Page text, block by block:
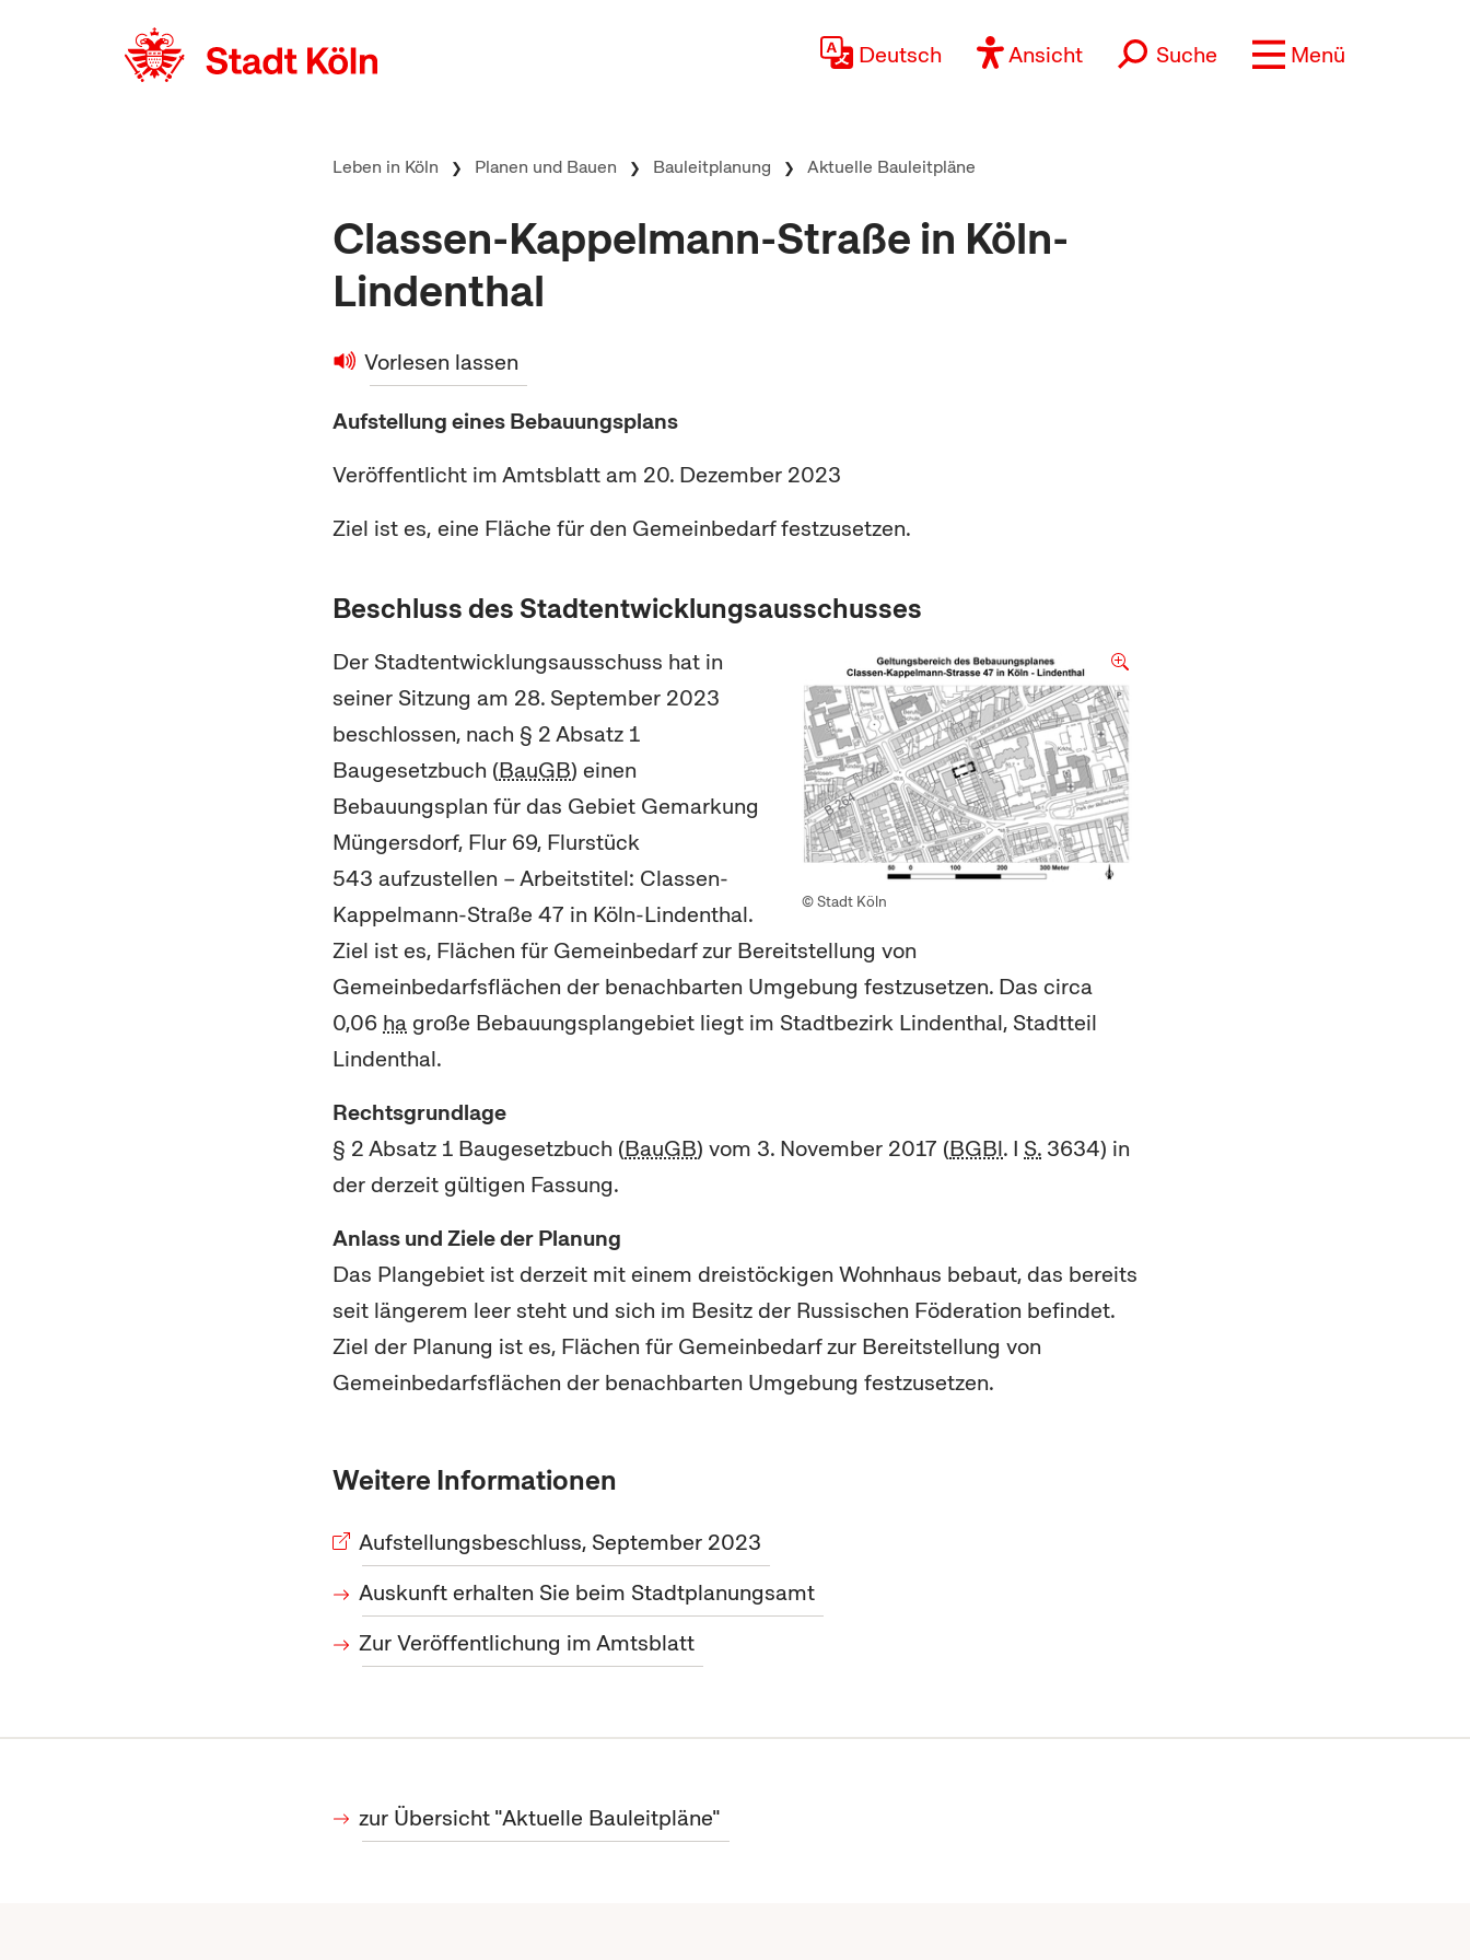
Deutsch
Ansicht Suche Menü
Leben in Köln Planen und Bauen Bauleitplanung Aktuelle Bauleitpläne
Classen-Kappelmann-Straße in Köln-
Lindenthal
Vorlesen lassen
Aufstellung eines Bebauungsplans
Veröffentlicht im Amtsblatt am 20. Dezember 2023
Ziel ist es, eine Fläche für den Gemeinbedarf festzusetzen.
Beschluss des Stadtentwicklungsausschusses
© Stadt Köln
Der Stadtentwicklungsausschuss hat in
seiner Sitzung am 28. September 2023
beschlossen, nach § 2 Absatz 1
Baugesetzbuch (BauGB) einen
Bebauungsplan für das Gebiet Gemarkung
Müngersdorf, Flur 69, Flurstück
543 aufzustellen – Arbeitstitel: Classen-
Kappelmann-Straße 47 in Köln-Lindenthal.
Ziel ist es, Flächen für Gemeinbedarf zur Bereitstellung von
Gemeinbedarfsflächen der benachbarten Umgebung festzusetzen. Das circa
0,06 ha große Bebauungsplangebiet liegt im Stadtbezirk Lindenthal, Stadtteil
Lindenthal.
Rechtsgrundlage
§ 2 Absatz 1 Baugesetzbuch (BauGB) vom 3. November 2017 (BGBl. I S. 3634) in
der derzeit gültigen Fassung.
Anlass und Ziele der Planung
Das Plangebiet ist derzeit mit einem dreistöckigen Wohnhaus bebaut, das bereits
seit längerem leer steht und sich im Besitz der Russischen Föderation befindet.
Ziel der Planung ist es, Flächen für Gemeinbedarf zur Bereitstellung von
Gemeinbedarfsflächen der benachbarten Umgebung festzusetzen.
Weitere Informationen
Aufstellungsbeschluss, September 2023
Auskunft erhalten Sie beim Stadtplanungsamt
Zur Veröffentlichung im Amtsblatt
zur Übersicht "Aktuelle Bauleitpläne"